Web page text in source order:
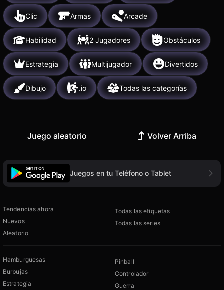
Clic Armas Arcade
Habilidad 2 Jugadores Obstáculos
Estrategia Multijugador Divertidos
Dibujo .io Todas las categorías
Juego aleatorio Volver Arriba
Juegos en tu Teléfono o Tablet
Tendencias ahora
Nuevos
Aleatorio
Todas las etiquetas
Todas las series
Hamburguesas
Burbujas
Estrategia
Pinball
Controlador
Guerra